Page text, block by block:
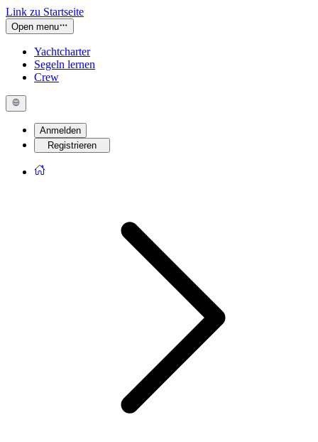
Link zu Startseite
Open menu
Yachtcharter
Segeln lernen
Crew
Anmelden
Registrieren